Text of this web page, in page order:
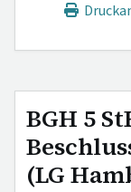
BGH 5
(LG